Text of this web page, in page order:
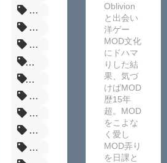
MOD管理ツール
FF14
MOD
MHW
Enderal
Fallout:London
MHR
Oblivion
と出会い
洋ゲー
MOD文化
にドハマ
りした結
果、気づ
けばMOD
歴15年
超。MOD
をこよな
く愛し
MOD弄り
を日課と